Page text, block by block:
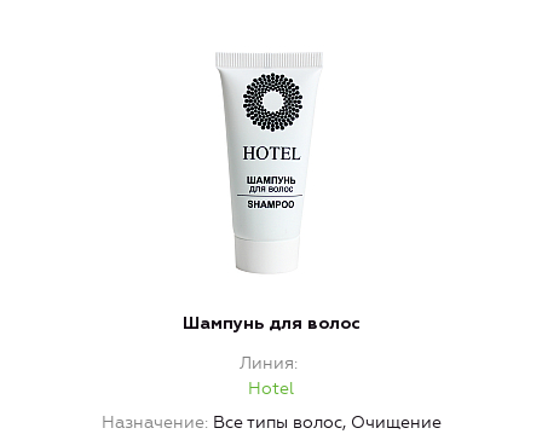
Шампунь для волос
Линия
Hotel
Назначение Все типы волос, Очищение